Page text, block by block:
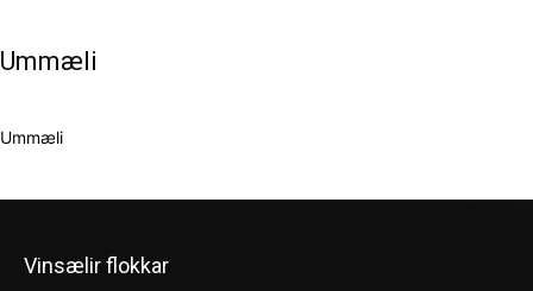
Ummæli
Ummæli
Vinsælir flokkar